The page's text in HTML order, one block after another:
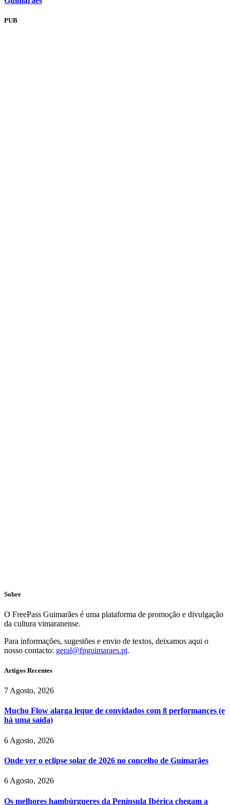
PUB
Sobre
O FreePass Guimarães é uma plataforma de promoção e divulgação
da cultura vimaranense.
Para informações, sugestões e envio de textos, deixamos aqui o
nosso contacto: geral@fpguimaraes.pt.
Artigos Recentes
7 Agosto, 2026
Mucho Flow alarga leque de convidados com 8 performances (e
há uma saída)
6 Agosto, 2026
Onde ver o eclipse solar de 2026 no concelho de Guimarães
6 Agosto, 2026
Os melhores hambúrgueres da Península Ibérica chegam a